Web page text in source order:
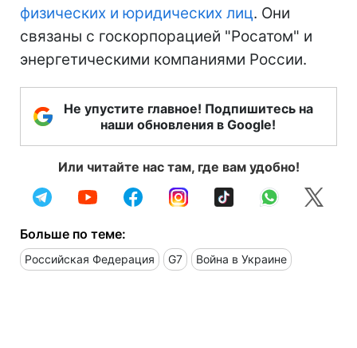
физических и юридических лиц. Они
связаны с госкорпорацией "Росатом" и
энергетическими компаниями России.
Не упустите главное! Подпишитесь на
наши обновления в Google!
Или читайте нас там, где вам удобно!
Больше по теме:
Российская Федерация G7 Война в Украине